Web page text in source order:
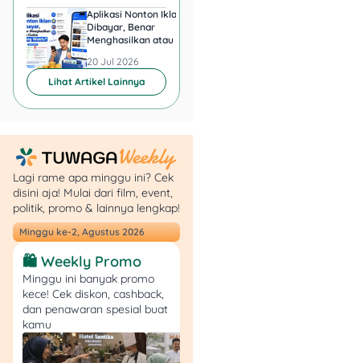
Promo BRI Valentine
1. Promo The Westin
Hampers – Diskon 20%
The Westin Promo
Valentine
Lagi carihampersspesial
buat orang tersayang?
PakaiDebit atau Kartu
Kredit BRIdan dapetin
diskon 20%buat semua
produk hampers! 😍
📅 Periode Promo: Hingga
15 Februari 2025
💸 Syarat & Ketentuan:
Aplikasi Nonton Iklan
Dibayar, Benar
Menghasilkan atau Cuma
20 Jul 2026
Lihat Artikel Lainnya
Lagi rame apa minggu ini? Cek
disini aja! Mulai dari film, event,
politik, promo & lainnya lengkap!
Minggu ke-2, Agustus 2026
🛍️ Weekly Promo
Minggu ini banyak promo
kece! Cek diskon, cashback,
dan penawaran spesial buat
kamu